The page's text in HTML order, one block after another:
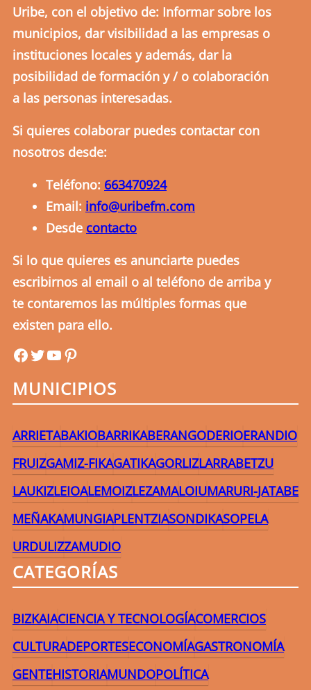
Uribe, con el objetivo de: Informar sobre los
municipios, dar visibilidad a las empresas o
instituciones locales y además, dar la
posibilidad de formación y / o colaboración
a las personas interesadas.
Si quieres colaborar puedes contactar con
nosotros desde:
Teléfono: 663470924
Email: info@uribefm.com
Desde contacto
Si lo que quieres es anunciarte puedes
escribirnos al email o al teléfono de arriba y
te contaremos las múltiples formas que
existen para ello.
uribefmuribefmYouTube Pinterest
MUNICIPIOS
ARRIETABAKIOBARRIKABERANGODERIOERANDIO
FRUIZGAMIZ-FIKAGATIKAGORLIZLARRABETZU
LAUKIZLEIOALEMOIZLEZAMALOIUMARURI-JATABE
MEÑAKAMUNGIAPLENTZIASONDIKASOPELA
URDULIZZAMUDIO
CATEGORÍAS
BIZKAIACIENCIA Y TECNOLOGÍACOMERCIOS
CULTURADEPORTESECONOMÍAGASTRONOMÍA
GENTEHISTORIAMUNDOPOLÍTICA